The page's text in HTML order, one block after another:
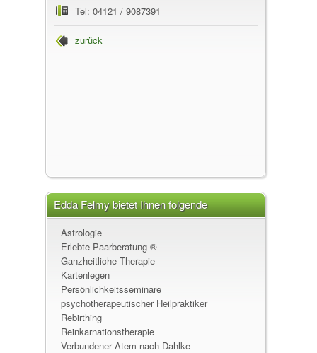
Tel: 04121 / 9087391
zurück
Edda Felmy bietet Ihnen folgende
Leistungen an
Astrologie
Erlebte Paarberatung ®
Ganzheitliche Therapie
Kartenlegen
Persönlichkeitsseminare
psychotherapeutischer Heilpraktiker
Rebirthing
Reinkarnationstherapie
Verbundener Atem nach Dahlke